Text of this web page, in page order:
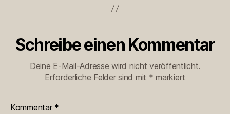
Schreibe einen Kommentar
Deine E-Mail-Adresse wird nicht veröffentlicht.
Erforderliche Felder sind mit * markiert
Kommentar *